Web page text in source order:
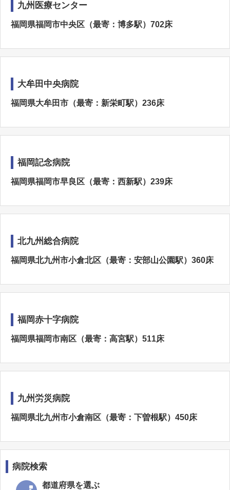
九州医療センター
福岡県福岡市中央区（最寄：博多駅）702床
大牟田中央病院
福岡県大牟田市（最寄：新栄町駅）236床
福岡記念病院
福岡県福岡市早良区（最寄：西新駅）239床
北九州総合病院
福岡県北九州市小倉北区（最寄：安部山公園駅）360床
福岡赤十字病院
福岡県福岡市南区（最寄：高宮駅）511床
九州労災病院
福岡県北九州市小倉南区（最寄：下曽根駅）450床
病院検索
都道府県を選ぶ